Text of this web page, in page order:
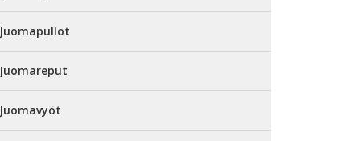
Juomapullot
Juomareput
Juomavyöt